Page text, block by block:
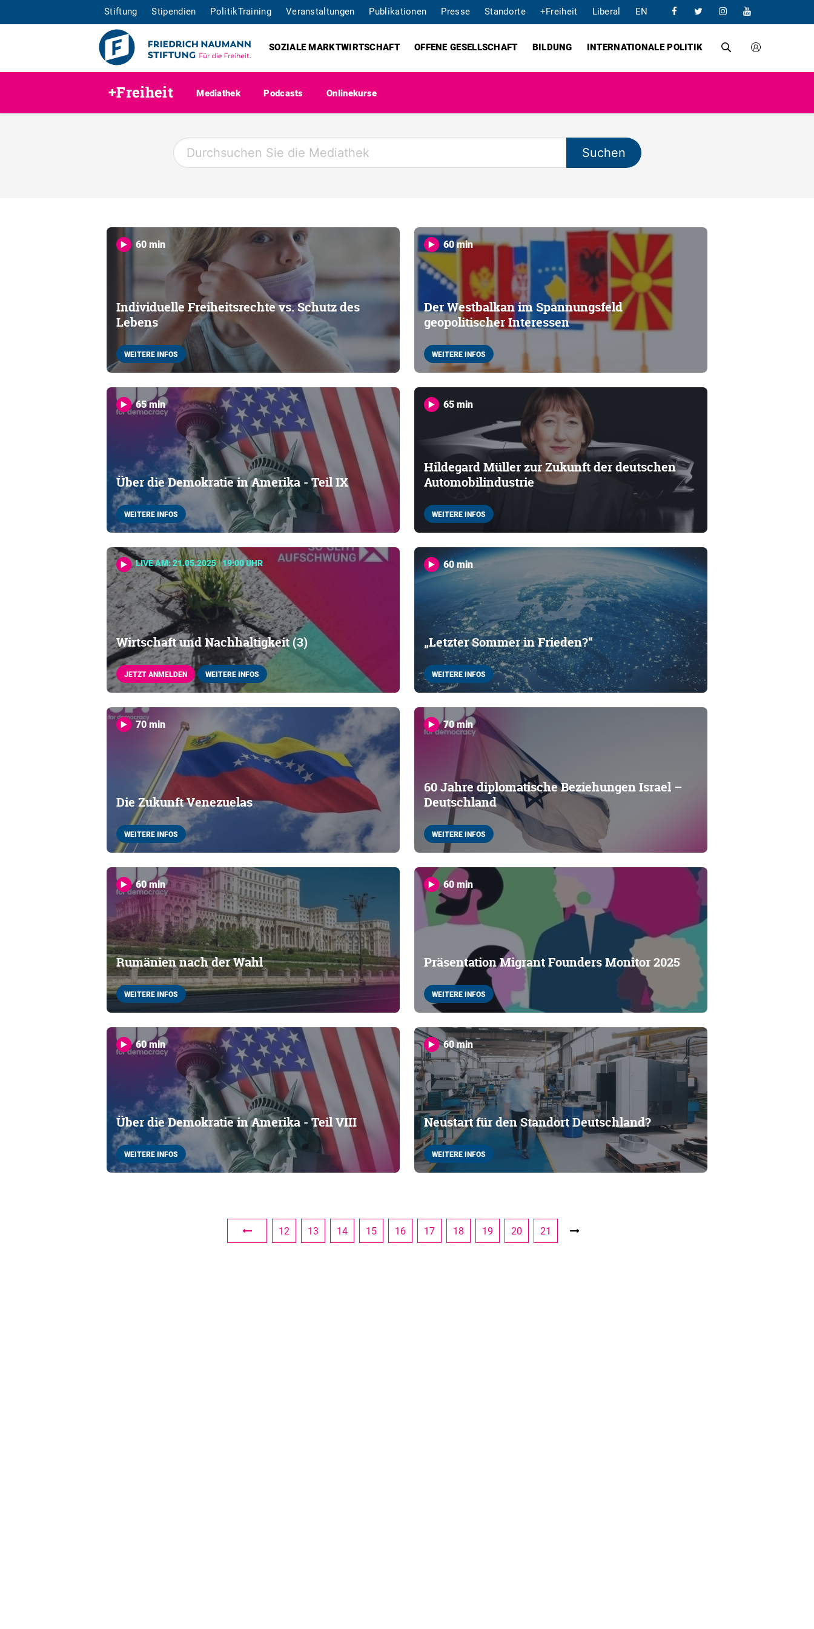
Stiftung Stipendien PolitikTraining Veranstaltungen Publikationen Presse Standorte +Freiheit Liberal EN
SOZIALE MARKTWIRTSCHAFT OFFENE GESELLSCHAFT BILDUNG INTERNATIONALE POLITIK
+Freiheit Mediathek Podcasts Onlinekurse
60 min
Individuelle Freiheitsrechte vs. Schutz des
Lebens
WEITERE INFOS
60 min
Der Westbalkan im Spannungsfeld
geopolitischer Interessen
WEITERE INFOS
65 min
Über die Demokratie in Amerika - Teil IX
WEITERE INFOS
65 min
Hildegard Müller zur Zukunft der deutschen
Automobilindustrie
WEITERE INFOS
LIVE AM: 21.05.2025 | 19:00 UHR
Wirtschaft und Nachhaltigkeit (3)
JETZT ANMELDEN WEITERE INFOS
60 min
„Letzter Sommer in Frieden?“
WEITERE INFOS
70 min
Die Zukunft Venezuelas
WEITERE INFOS
70 min
60 Jahre diplomatische Beziehungen Israel –
Deutschland
WEITERE INFOS
60 min
Rumänien nach der Wahl
WEITERE INFOS
60 min
Präsentation Migrant Founders Monitor 2025
WEITERE INFOS
60 min
Über die Demokratie in Amerika - Teil VIII
WEITERE INFOS
60 min
Neustart für den Standort Deutschland?
WEITERE INFOS
12 13 14 15 16 17 18 19 20 21